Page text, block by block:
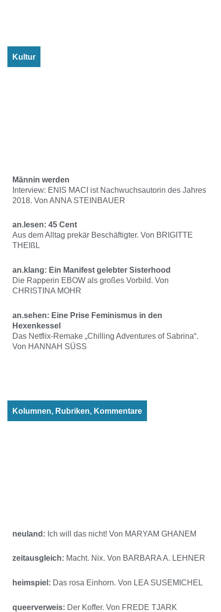
Kultur
Männin werden
Interview: ENIS MACI ist Nachwuchsautorin des Jahres
2018. Von ANNA STEINBAUER
an.lesen: 45 Cent
Aus dem Alltag prekär Beschäftigter. Von BRIGITTE
THEIßL
an.klang: Ein Manifest gelebter Sisterhood
Die Rapperin EBOW als großes Vorbild. Von
CHRISTINA MOHR
an.sehen: Eine Prise Feminismus in den
Hexenkessel
Das Netflix-Remake „Chilling Adventures of Sabrina“.
Von HANNAH SÜSS
Kolumnen, Rubriken, Kommentare
neuland: Ich will das nicht! Von MARYAM GHANEM
zeitausgleich: Macht. Nix. Von BARBARA A. LEHNER
heimspiel: Das rosa Einhorn. Von LEA SUSEMICHEL
queerverweis: Der Koffer. Von FREDE TJARK